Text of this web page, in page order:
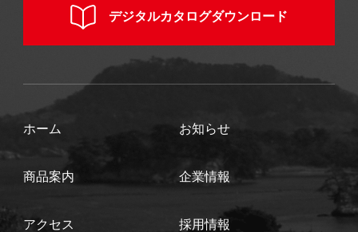
デジタルカタログダウンロード
ホーム お知らせ
商品案内 企業情報
アクセス 採用情報